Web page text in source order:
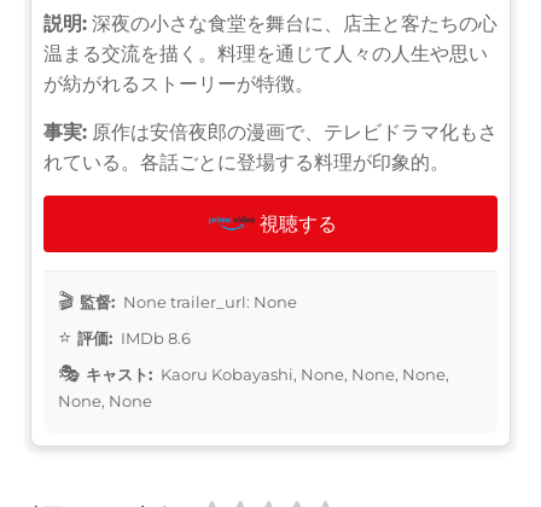
説明: 深夜の小さな食堂を舞台に、店主と客たちの心
温まる交流を描く。料理を通じて人々の人生や思い
が紡がれるストーリーが特徴。
事実: 原作は安倍夜郎の漫画で、テレビドラマ化もさ
れている。各話ごとに登場する料理が印象的。
視聴する
監督: None trailer_url: None
評価: IMDb 8.6
キャスト: Kaoru Kobayashi, None, None, None,
None, None